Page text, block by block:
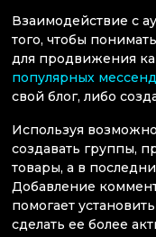
Взаимодействие с
того, чтобы
для продвижения
популярных
свой блог, либо
Используя
создавать группы,
товары, а в
Добавление
помогает
сделать ее более